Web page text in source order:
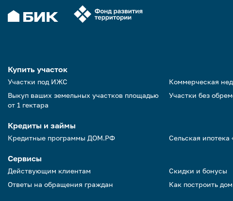
Купить участок
Участки под ИЖС Коммерческая
Выкуп ваших земельных участков площадью
от 1 гектара
Участки без
Кредиты и займы
Кредитные программы ДОМ.РФ Сельская ипотека
Сервисы
Действующим клиентам Скидки и бонусы
Ответы на обращения граждан
Как построить